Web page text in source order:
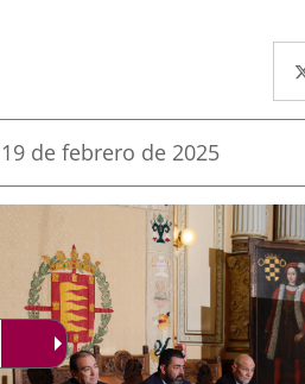
Fecha
la
19 de febrero de 2025